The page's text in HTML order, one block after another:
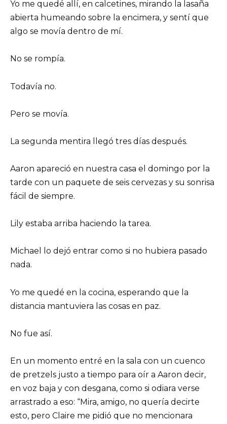
Yo me quedé allí, en calcetines, mirando la lasaña
abierta humeando sobre la encimera, y sentí que
algo se movía dentro de mí.
No se rompía.
Todavía no.
Pero se movía.
La segunda mentira llegó tres días después.
Aaron apareció en nuestra casa el domingo por la
tarde con un paquete de seis cervezas y su sonrisa
fácil de siempre.
Lily estaba arriba haciendo la tarea.
Michael lo dejó entrar como si no hubiera pasado
nada.
Yo me quedé en la cocina, esperando que la
distancia mantuviera las cosas en paz.
No fue así.
En un momento entré en la sala con un cuenco
de pretzels justo a tiempo para oír a Aaron decir,
en voz baja y con desgana, como si odiara verse
arrastrado a eso: “Mira, amigo, no quería decirte
esto, pero Claire me pidió que no mencionara